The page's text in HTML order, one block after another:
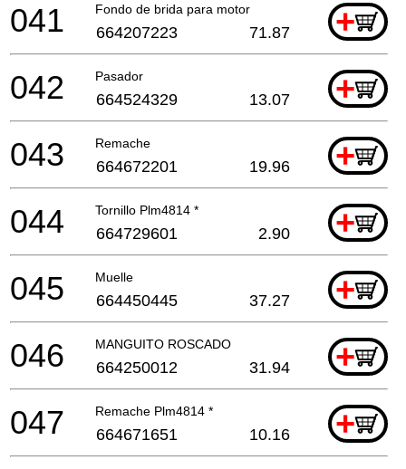
Fondo de brida para motor +
041 664207223 71.87
Pasador +
042 664524329 13.07
Remache +
043 664672201 19.96
Tornillo Plm4814 * +
044 664729601 2.90
Muelle +
045 664450445 37.27
MANGUITO ROSCADO +
046 664250012 31.94
Remache Plm4814 * +
047 664671651 10.16